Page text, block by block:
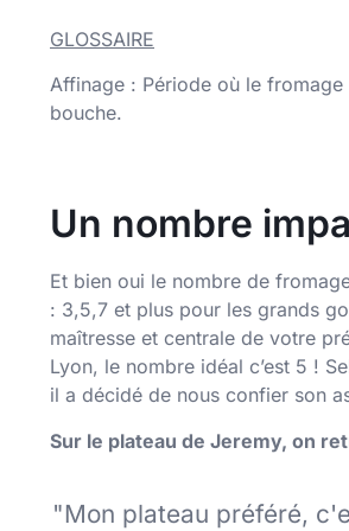
GLOSSAIRE
Affinage : Période où le
bouche.
Un nombre
Et bien oui le nombre de
: 3,5,7 et plus pour les grands
maîtresse et centrale de votre
Lyon, le nombre idéal c’est 5 !
il a décidé de nous confier son
Sur le plateau de Jeremy, on
"Mon plateau préféré,